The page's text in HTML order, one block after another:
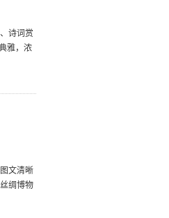
诗词赏
雅，浓
文清晰
绸博物